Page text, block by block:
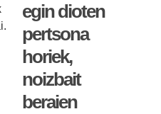
egin dioten
pertsona
horiek,
noizbait
beraien